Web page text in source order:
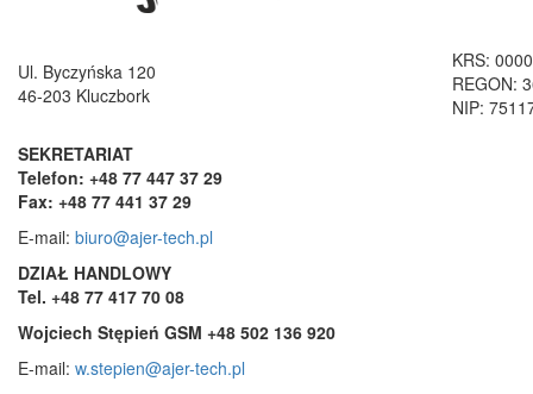
Ul. Byczyńska 120
46-203 Kluczbork
KRS:
REGON:
NIP:
SEKRETARIAT
Telefon: +48 77 447 37 29
Fax: +48 77 441 37 29
E-mail: biuro@ajer-tech.pl
DZIAŁ HANDLOWY
Tel. +48 77 417 70 08
Wojciech Stępień GSM +48 502 136 920
E-mail: w.stepien@ajer-tech.pl